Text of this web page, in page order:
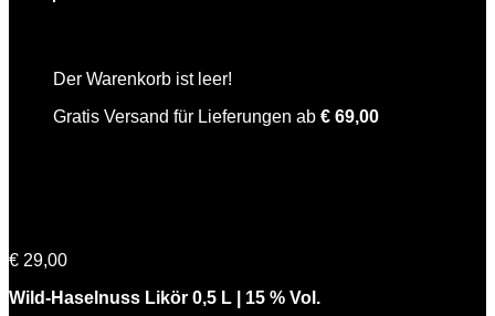
Der Warenkorb ist leer!
Gratis Versand für Lieferungen ab € 69,00
€ 29,00
Wild-Haselnuss Likör 0,5 L | 15 % Vol.